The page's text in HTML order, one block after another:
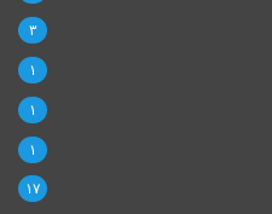
۳
۱
۱
۱
۱۷